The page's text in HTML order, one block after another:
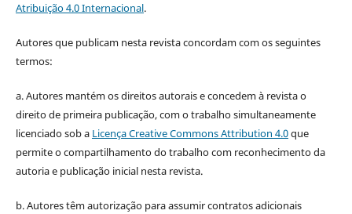
Atribuição 4.0 Internacional.
Autores que publicam nesta revista concordam com os seguintes
termos:
a. Autores mantém os direitos autorais e concedem à revista o
direito de primeira publicação, com o trabalho simultaneamente
licenciado sob a Licença Creative Commons Attribution 4.0que
permite o compartilhamento do trabalho com reconhecimento da
autoria e publicação inicial nesta revista.
b. Autores têm autorização para assumir contratos adicionais